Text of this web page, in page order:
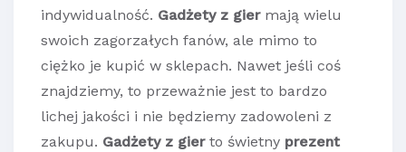
indywidualność. Gadżety z giermają wielu
swoich zagorzałych fanów, ale mimo to
ciężko je kupić w sklepach. Nawet jeśli coś
znajdziemy, to przeważnie jest to bardzo
lichej jakości i nie będziemy zadowoleni z
zakupu. Gadżety z gier to świetny prezent